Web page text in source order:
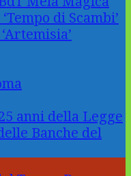
di Scambi’
anni della Legge
Banche del